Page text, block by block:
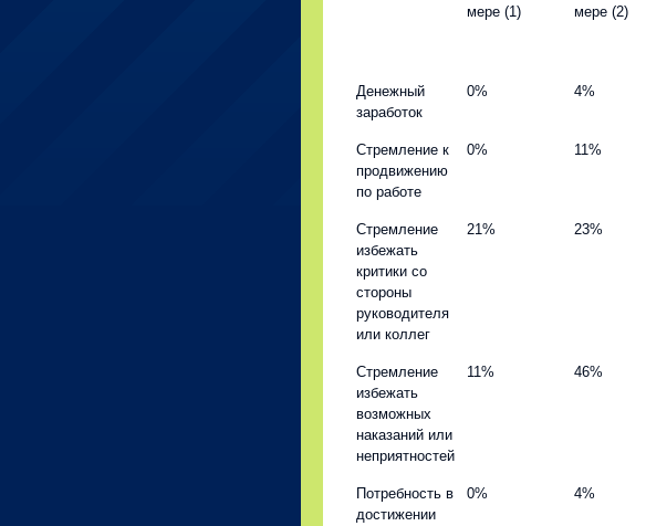
мере (1)
мере (2)
Денежный
заработок
0% 4%
Стремление к
продвижению
по работе
0% 11%
Стремление
избежать
критики со
стороны
руководителя
или коллег
21% 23%
Стремление
избежать
возможных
наказаний или
неприятностей
11% 46%
Потребность в
достижении
0% 4%